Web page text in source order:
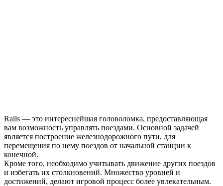
Rails — это интереснейшая головоломка, предоставляющая
вам возможность управлять поездами. Основной задачей
является построение железнодорожного пути, для
перемещения по нему поездов от начальной станции к
конечной.
Кроме того, необходимо учитывать движение других поездов
и избегать их столкновений. Множество уровней и
достижений, делают игровой процесс более увлекательным.